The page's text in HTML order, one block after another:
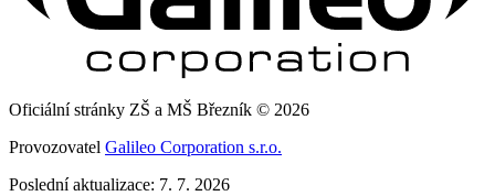
Oficiální stránky ZŠ a MŠ Březník © 2026
Provozovatel Galileo Corporation s.r.o.
Poslední aktualizace: 7. 7. 2026